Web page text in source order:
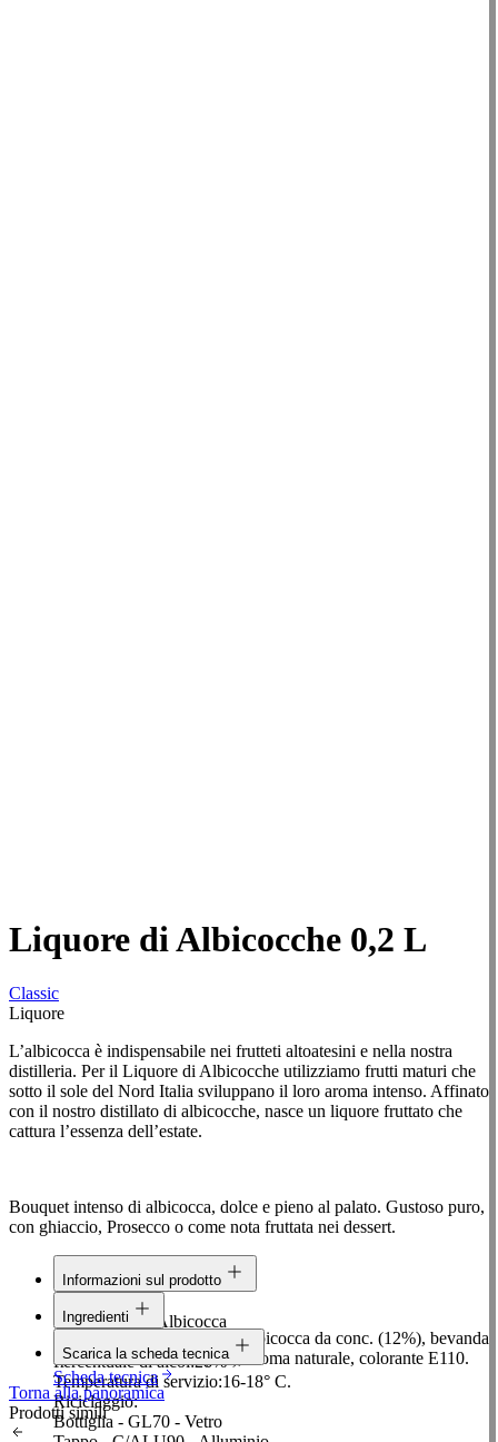
Liquore di Albicocche 0,2 L
Classic
Liquore
L’albicocca è indispensabile nei frutteti altoatesini e nella nostra
distilleria. Per il Liquore di Albicocche utilizziamo frutti maturi che
sotto il sole del Nord Italia sviluppano il loro aroma intenso. Affinato
con il nostro distillato di albicocche, nasce un liquore fruttato che
cattura l’essenza dell’estate.
Bouquet intenso di albicocca, dolce e pieno al palato. Gustoso puro,
con ghiaccio, Prosecco o come nota fruttata nei dessert.
Informazioni sul prodotto
Linea:
Classic
Materia prima:
Albicocca
Percentuale di alcol:28%
Temperatura di servizio:16-18° C.
Riciclaggio:
Bottiglia - GL70 - Vetro
Ingredienti
Alcool, zucchero, succo di albicocca da conc. (12%), bevanda
spiritosa di albicocca (5%), aroma naturale, colorante E110.
Scarica la scheda tecnica
Scheda tecnica
Torna alla panoramica
Prodotti simili